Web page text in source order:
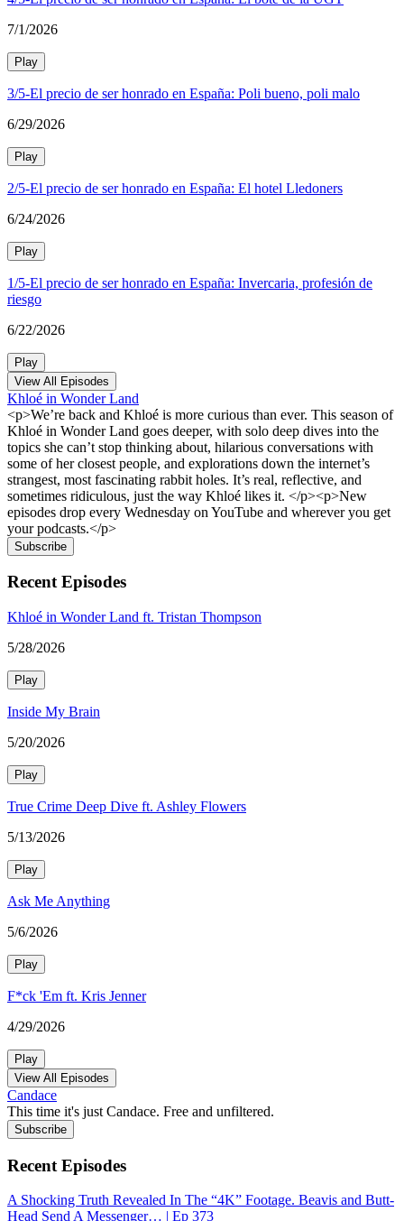
7/1/2026
Play
3/5-El precio de ser honrado en España: Poli bueno, poli malo
6/29/2026
Play
2/5-El precio de ser honrado en España: El hotel Lledoners
6/24/2026
Play
1/5-El precio de ser honrado en España: Invercaria, profesión de
riesgo
6/22/2026
Play
View All Episodes
Khloé in Wonder Land
<p>We’re back and Khloé is more curious than ever. This season of
Khloé in Wonder Land goes deeper, with solo deep dives into the
topics she can’t stop thinking about, hilarious conversations with
some of her closest people, and explorations down the internet’s
strangest, most fascinating rabbit holes. It’s real, reflective, and
sometimes ridiculous, just the way Khloé likes it. </p><p>New
episodes drop every Wednesday on YouTube and wherever you get
your podcasts.</p>
Subscribe
Recent Episodes
Khloé in Wonder Land ft. Tristan Thompson
5/28/2026
Play
Inside My Brain
5/20/2026
Play
True Crime Deep Dive ft. Ashley Flowers
5/13/2026
Play
Ask Me Anything
5/6/2026
Play
F*ck 'Em ft. Kris Jenner
4/29/2026
Play
View All Episodes
Candace
This time it's just Candace. Free and unfiltered.
Subscribe
Recent Episodes
A Shocking Truth Revealed In The “4K” Footage. Beavis and Butt-
Head Send A Messenger… | Ep 373